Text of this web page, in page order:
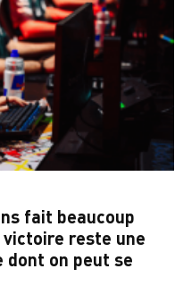
fait beaucoup
reste une
on peut se